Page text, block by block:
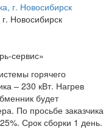
Новосибирск
сервис»
горячего
– 230 кВт. Нагрев
будет
По просьбе заказчика
Срок сборки 1 день.